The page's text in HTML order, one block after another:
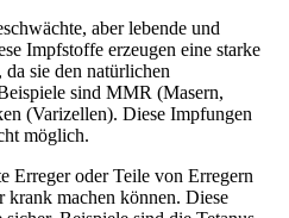
aber lebende und
Impfstoffe erzeugen eine starke
sie den natürlichen
sind MMR (Masern,
(Varizellen). Diese Impfungen
möglich.
Erreger oder Teile von Erregern
krank machen können. Diese